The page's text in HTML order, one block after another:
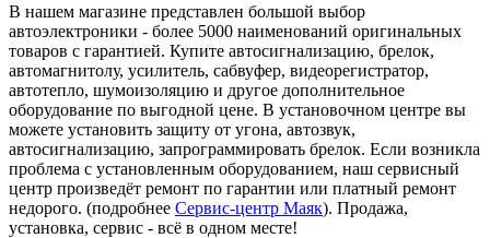
В нашем магазине представлен большой выбор
автоэлектроники - более 5000 наименований оригинальных
товаров с гарантией. Купите автосигнализацию, брелок,
автомагнитолу, усилитель, сабвуфер, видеорегистратор,
автотепло, шумоизоляцию и другое дополнительное
оборудование по выгодной цене. В установочном центре вы
можете установить защиту от угона, автозвук,
автосигнализацию, запрограммировать брелок. Если возникла
проблема с установленным оборудованием, наш сервисный
центр произведёт ремонт по гарантии или платный ремонт
недорого. (подробнее Сервис-центр Маяк). Продажа,
установка, сервис - всё в одном месте!